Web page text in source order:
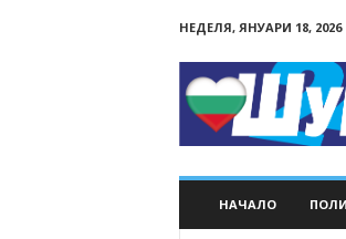
НЕДЕЛЯ, ЯНУАРИ 18, 2026
НАЧАЛО